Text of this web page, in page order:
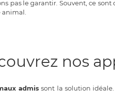
le garantir. Souvent, ce sont
nos
admissont la solution idéale.